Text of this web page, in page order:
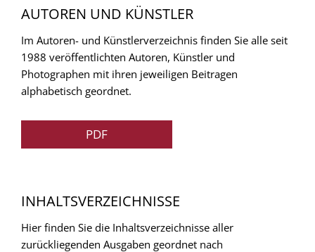
AUTOREN UND KÜNSTLER
Im Autoren- und Künstlerverzeichnis finden Sie alle seit
1988 veröffentlichten Autoren, Künstler und
Photographen mit ihren jeweiligen Beitragen
alphabetisch geordnet.
PDF
INHALTSVERZEICHNISSE
Hier finden Sie die Inhaltsverzeichnisse aller
zurückliegenden Ausgaben geordnet nach